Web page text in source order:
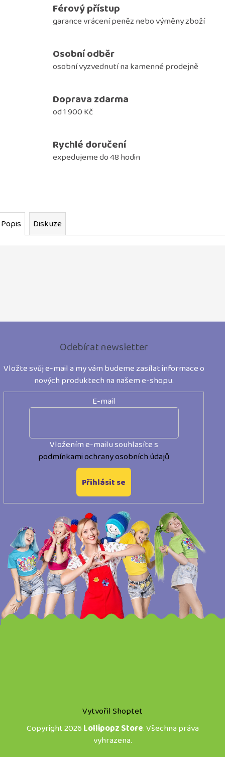
Férový přístup
garance vrácení peněz nebo výměny zboží
Osobní odběr
osobní vyzvednutí na kamenné prodejně
Doprava zdarma
od 1 900 Kč
Rychlé doručení
expedujeme do 48 hodin
Popis Diskuze
Z
p
t
Odebírat newsletter
Vložte svůj e-mail a my vám budeme zasílat informace o
nových produktech na našem e-shopu.
E-mail
Vložením e-mailu souhlasíte s
podmínkami ochrany osobních údajů
Přihlásit se
Vytvořil Shoptet
Copyright 2026 Lollipopz Store. Všechna práva
vyhrazena.